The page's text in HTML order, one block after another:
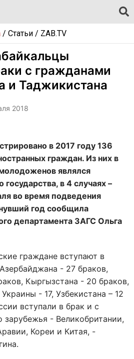
/ Статьи/ ZAB.TV
с гражданами
и Таджикистана
2018
в 2017 году 136
граждан. Из них в
являлся
в 4 случаях –
во время подведения
год сообщила
департамента ЗАГС Ольга
граждане вступают в
- 27 браков,
Кыргызстана - 20 браков,
- 17, Узбекистана – 12
вступали в брак и с
зарубежья - Великобритании,
Кореи и Китая, -